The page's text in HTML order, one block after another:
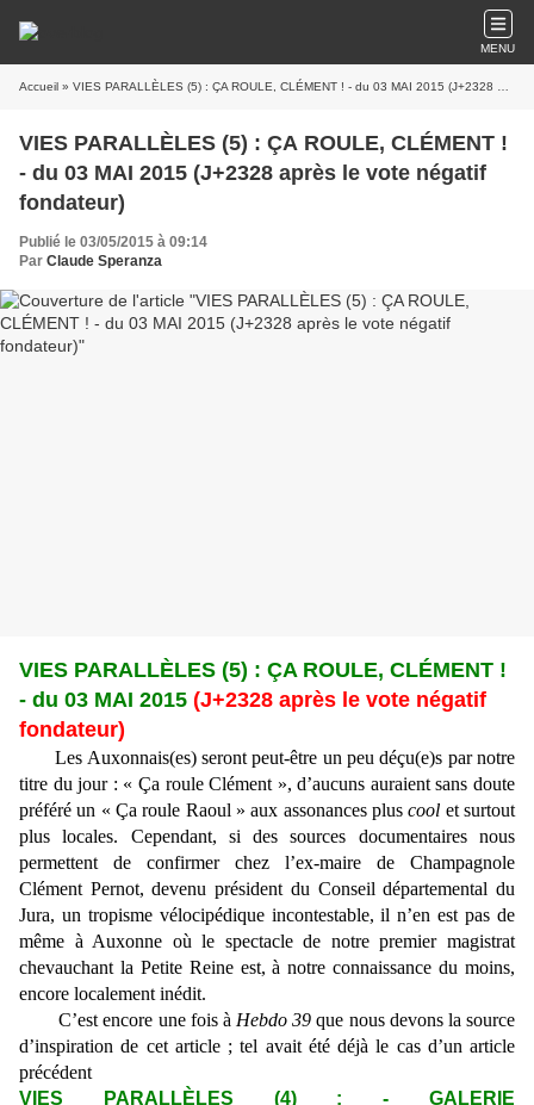
MENU
Accueil » VIES PARALLÈLES (5) : ÇA ROULE, CLÉMENT ! - du 03 MAI 2015 (J+2328 après le vote négatif fondateur)
VIES PARALLÈLES (5) : ÇA ROULE, CLÉMENT !
- du 03 MAI 2015 (J+2328 après le vote négatif
fondateur)
Publié le 03/05/2015 à 09:14
Par Claude Speranza
VIES PARALLÈLES (5) : ÇA ROULE, CLÉMENT !
- du 03 MAI 2015 (J+2328 après le vote négatif
fondateur)
Les Auxonnais(es) seront peut-être un peu déçu(e)s par notre
titre du jour : « Ça roule Clément », d’aucuns auraient sans doute
préféré un « Ça roule Raoul » aux assonances pluscool et surtout
plus locales. Cependant, si des sources documentaires nous
permettent de confirmer chez l’ex-maire de Champagnole
Clément Pernot, devenu président du Conseil départemental du
Jura, un tropisme vélocipédique incontestable, il n’en est pas de
même à Auxonne où le spectacle de notre premier magistrat
chevauchant la Petite Reine est, à notre connaissance du moins,
encore localement inédit.
C’est encore une fois à Hebdo 39 que nous devons la source
d’inspiration de cet article ; tel avait été déjà le cas d’un article
précédent
VIES PARALLÈLES (4) : - GALERIE